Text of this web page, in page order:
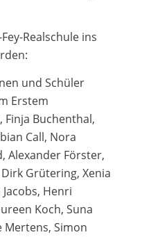
Realschule ins
und Schüler
Erstem
Finja Buchenthal,
Call, Nora
Alexander Förster,
Grütering, Xenia
Henri
Koch, Suna
Mertens, Simon